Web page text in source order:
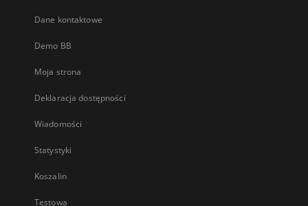
Dane kontaktowe
Demo BB
Moja strona
Deklaracja dostępności
Wiadomości
Statystyki
Koszalin
Testowa